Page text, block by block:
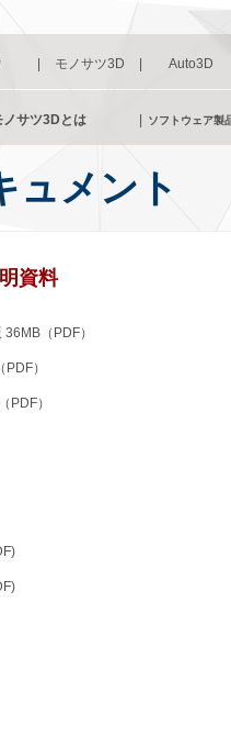
モノサツ3D Auto3D
ノサツ3Dとは ソフトウェア製
ュメント
資料
（PDF）
）
PDF）